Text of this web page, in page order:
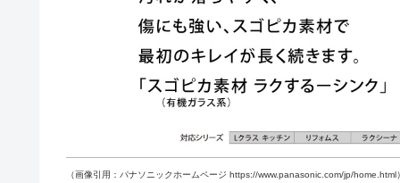
（画像引用：パナソニックホームページ https://www.panasonic.com/jp/home.html